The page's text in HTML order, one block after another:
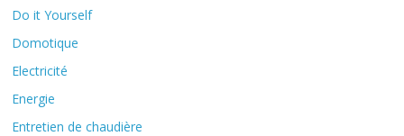
Do it Yourself
Domotique
Electricité
Energie
Entretien de chaudière